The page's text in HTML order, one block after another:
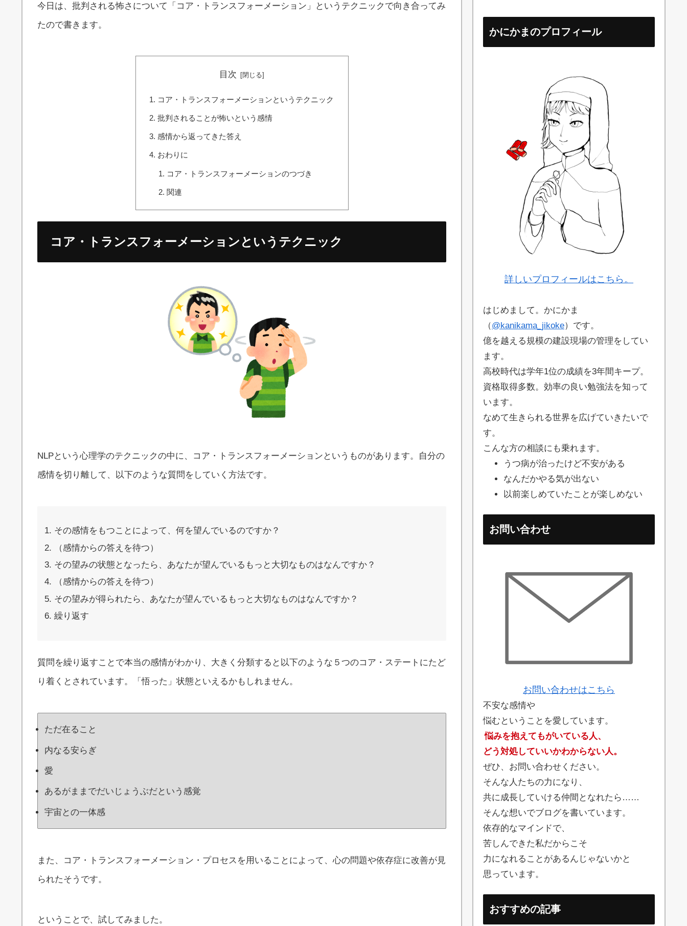
今日は、批判される怖さについて「コア・トランスフォーメーション」というテクニックで向き合ってみ
たので書きます。
目次
コア・トランスフォーメーションというテクニック
批判されることが怖いという感情
感情から返ってきた答え
おわりに
コア・トランスフォーメーションのつづき
関連
コア・トランスフォーメーションというテクニック
NLPという心理学のテクニックの中に、コア・トランスフォーメーションというものがあります。自分の
感情を切り離して、以下のような質問をしていく方法です。
その感情をもつことによって、何を望んでいるのですか？
（感情からの答えを待つ）
その望みの状態となったら、あなたが望んでいるもっと大切なものはなんですか？
（感情からの答えを待つ）
その望みが得られたら、あなたが望んでいるもっと大切なものはなんですか？
繰り返す
質問を繰り返すことで本当の感情がわかり、大きく分類すると以下のような５つのコア・ステートにたど
り着くとされています。「悟った」状態といえるかもしれません。
ただ在ること
内なる安らぎ
愛
あるがままでだいじょうぶだという感覚
宇宙との一体感
また、コア・トランスフォーメーション・プロセスを用いることによって、心の問題や依存症に改善が見
られたそうです。
ということで、試してみました。
かにかまのプロフィール
詳しいプロフィールはこちら。
はじめまして。かにかま
（@kanikama_jikoke）です。
億を越える規模の建設現場の管理をしてい
ます。
高校時代は学年1位の成績を3年間キープ。
資格取得多数。効率の良い勉強法を知って
います。
なめて生きられる世界を広げていきたいで
す。
こんな方の相談にも乗れます。
うつ病が治ったけど不安がある
なんだかやる気が出ない
以前楽しめていたことが楽しめない
お問い合わせ
お問い合わせはこちら
不安な感情や
悩むということを愛しています。
悩みを抱えてもがいている人、
どう対処していいかわからない人。
ぜひ、お問い合わせください。
そんな人たちの力になり、
共に成長していける仲間となれたら……
そんな想いでブログを書いています。
依存的なマインドで、
苦しんできた私だからこそ
力になれることがあるんじゃないかと
思っています。
おすすめの記事